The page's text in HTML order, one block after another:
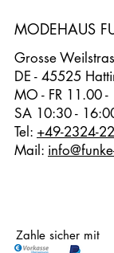
Grosse
DE - 45525
MO - FR 11.00
SA 10:30 -
Tel: +49-2324-
Mail:
MODEHAUS
Zahle sicher mit